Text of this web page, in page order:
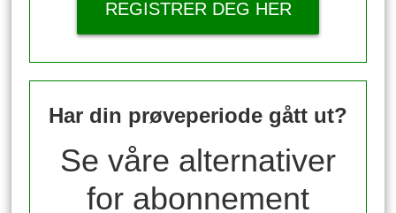
REGISTRER DEG HER
Har din prøveperiode gått ut?
Se våre alternativer
for abonnement